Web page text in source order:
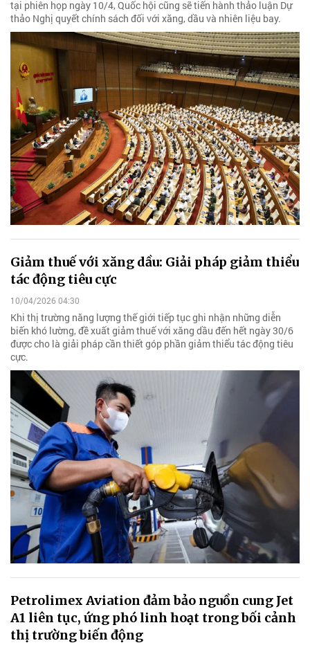
tại phiên họp ngày 10/4, Quốc hội cũng sẽ tiến hành thảo luận Dự
thảo Nghị quyết chính sách đối với xăng, dầu và nhiên liệu bay.
Giảm thuế với xăng dầu: Giải pháp giảm thiểu
tác động tiêu cực
10/04/2026 04:30
Khi thị trường năng lượng thế giới tiếp tục ghi nhận những diễn
biến khó lường, đề xuất giảm thuế với xăng dầu đến hết ngày 30/6
được cho là giải pháp cần thiết góp phần giảm thiểu tác động tiêu
cực.
Petrolimex Aviation đảm bảo nguồn cung Jet
A1 liên tục, ứng phó linh hoạt trong bối cảnh
thị trường biến động